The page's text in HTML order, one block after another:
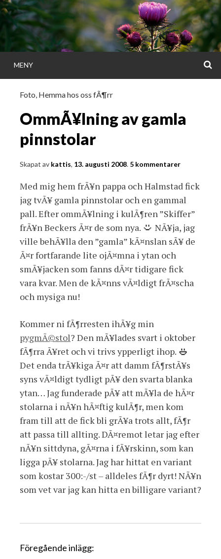
Gå
direkt
till
innehållet
MENY
Foto, Hemma hos oss fÃ¶rr
OmmÃ¥lning av gamla
pinnstolar
Skapat av kattis, 13. augusti 2008. 5 kommentarer
Med mig hem frÃ¥n pappa och Halmstad fick
jag tvÃ¥ gamla pinnstolar och en gammal
pall. Efter ommÃ¥lning i kulÃ¶ren ”Skiffer”
frÃ¥n Beckers Ã¤r de som nya.
NÃ¥ja, jag
ville behÃ¥lla den ”gamla” kÃ¤nslan sÃ¥ de
Ã¤r fortfarande lite ojÃ¤mna i ytan och
smÃ¥jacken som fanns dÃ¤r tidigare fick
vara kvar. Men de kÃ¤nns vÃ¤ldigt frÃ¤scha
och mysiga nu!
Kommer ni fÃ¶rresten ihÃ¥g min
pygmÃ©stol? Den mÃ¥lades svart i oktober
fÃ¶rra Ã¥ret och vi trivs ypperligt ihop.
Det enda trÃ¥kiga Ã¤r att damm fÃ¶rstÃ¥s
syns vÃ¤ldigt tydligt pÃ¥ den svarta blanka
ytan… Jag funderade pÃ¥ att mÃ¥la de hÃ¤r
stolarna i nÃ¥n hÃ¤ftig kulÃ¶r, men kom
fram till att de fick bli grÃ¥a trots allt, fÃ¶r
att passa till allting. DÃ¤remot letar jag efter
nÃ¥n sittdyna, gÃ¤rna i fÃ¥rskinn, som kan
ligga pÃ¥ stolarna. Jag har hittat en variant
som kostar 300:-/st – alldeles fÃ¶r dyrt! NÃ¥n
som vet var jag kan hitta en billigare variant?
IFöregående inlägg: